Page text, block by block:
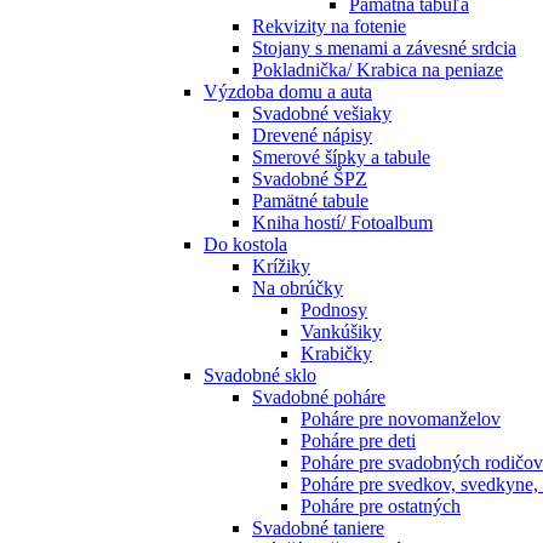
Pamätná tabuľa
Rekvizity na fotenie
Stojany s menami a závesné srdcia
Pokladnička/ Krabica na peniaze
Výzdoba domu a auta
Svadobné vešiaky
Drevené nápisy
Smerové šípky a tabule
Svadobné ŠPZ
Pamätné tabule
Kniha hostí/ Fotoalbum
Do kostola
Krížiky
Na obrúčky
Podnosy
Vankúšiky
Krabičky
Svadobné sklo
Svadobné poháre
Poháre pre novomanželov
Poháre pre deti
Poháre pre svadobných rodičov
Poháre pre svedkov,
Poháre pre ostatných
Svadobné taniere